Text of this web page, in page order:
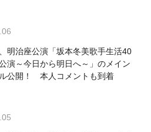
明治座公演「坂本冬美歌手生活40
演～今日から明日へ～」のメイン
公開！ 本人コメントも到着